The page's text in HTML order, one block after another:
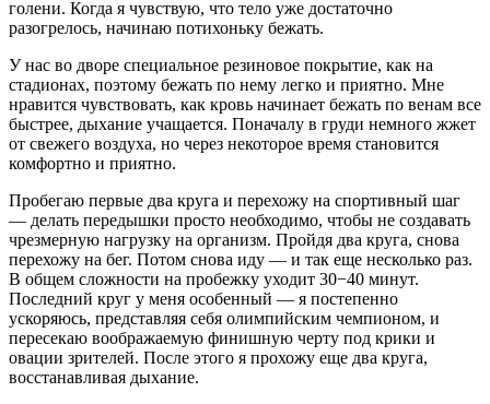
голени. Когда я чувствую, что тело уже достаточно
разогрелось, начинаю потихоньку бежать.
У нас во дворе специальное резиновое покрытие, как на
стадионах, поэтому бежать по нему легко и приятно. Мне
нравится чувствовать, как кровь начинает бежать по венам все
быстрее, дыхание учащается. Поначалу в груди немного жжет
от свежего воздуха, но через некоторое время становится
комфортно и приятно.
Пробегаю первые два круга и перехожу на спортивный шаг
— делать передышки просто необходимо, чтобы не создавать
чрезмерную нагрузку на организм. Пройдя два круга, снова
перехожу на бег. Потом снова иду — и так еще несколько раз.
В общем сложности на пробежку уходит 30−40 минут.
Последний круг у меня особенный — я постепенно
ускоряюсь, представляя себя олимпийским чемпионом, и
пересекаю воображаемую финишную черту под крики и
овации зрителей. После этого я прохожу еще два круга,
восстанавливая дыхание.